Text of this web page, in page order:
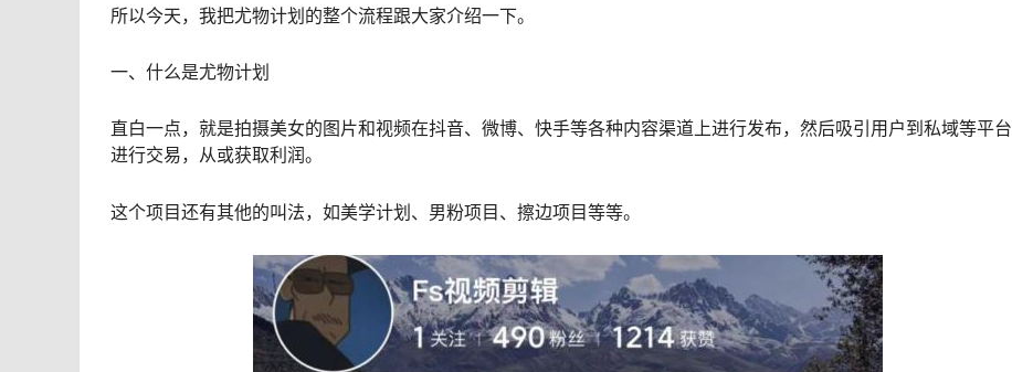
所以今天，我把尤物计划的整个流程跟大家介绍一下。
一、什么是尤物计划
直白一点，就是拍摄美女的图片和视频在抖音、微博、快手等各种内容渠道上进行发布，然后吸引用户到私域等平台
进行交易，从或获取利润。
这个项目还有其他的叫法，如美学计划、男粉项目、擦边项目等等。